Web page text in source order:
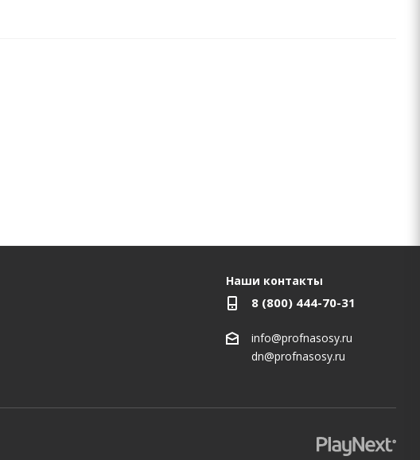
Наши контакты
8 (800) 444-70-31
info@profnasosy.ru
dn@profnasosy.ru